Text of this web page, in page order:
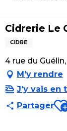
Cidrerie Le
CIDRE
4 rue du
M'y rendre
J'y vais en
Partager